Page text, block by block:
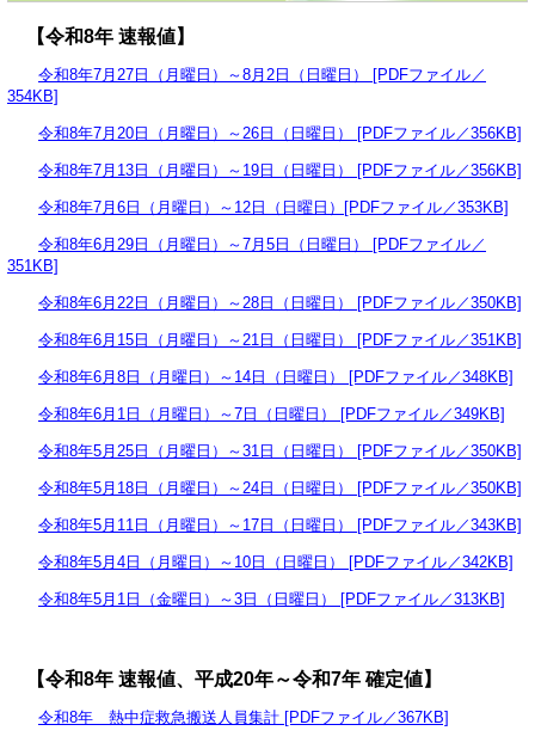
【令和8年 速報値】
令和8年7月27日（月曜日）～8月2日（日曜日） [PDFファイル／
354KB]
令和8年7月20日（月曜日）～26日（日曜日） [PDFファイル／356KB]
令和8年7月13日（月曜日）～19日（日曜日） [PDFファイル／356KB]
令和8年7月6日（月曜日）～12日（日曜日）[PDFファイル／353KB]
令和8年6月29日（月曜日）～7月5日（日曜日） [PDFファイル／
351KB]
令和8年6月22日（月曜日）～28日（日曜日） [PDFファイル／350KB]
令和8年6月15日（月曜日）～21日（日曜日） [PDFファイル／351KB]
令和8年6月8日（月曜日）～14日（日曜日） [PDFファイル／348KB]
令和8年6月1日（月曜日）～7日（日曜日） [PDFファイル／349KB]
令和8年5月25日（月曜日）～31日（日曜日） [PDFファイル／350KB]
令和8年5月18日（月曜日）～24日（日曜日） [PDFファイル／350KB]
令和8年5月11日（月曜日）～17日（日曜日） [PDFファイル／343KB]
令和8年5月4日（月曜日）～10日（日曜日） [PDFファイル／342KB]
令和8年5月1日（金曜日）～3日（日曜日） [PDFファイル／313KB]
【令和8年 速報値、平成20年～令和7年 確定値】
令和8年 熱中症救急搬送人員集計 [PDFファイル／367KB]